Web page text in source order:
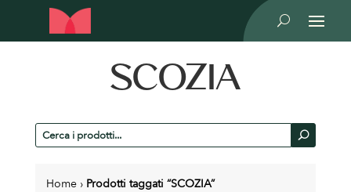
U
SCOZIA
Cerca
prodotti
U
Home › Prodotti taggati “SCOZIA”